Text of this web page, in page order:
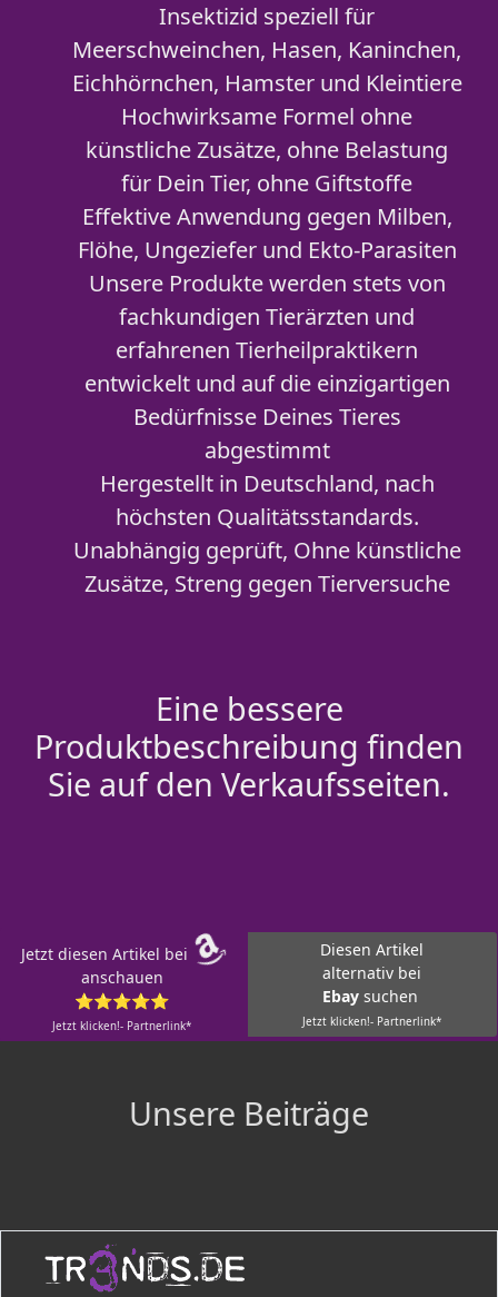
Insektizid speziell für
Meerschweinchen, Hasen, Kaninchen,
Eichhörnchen, Hamster und Kleintiere
Hochwirksame Formel ohne
künstliche Zusätze, ohne Belastung
für Dein Tier, ohne Giftstoffe
Effektive Anwendung gegen Milben,
Flöhe, Ungeziefer und Ekto-Parasiten
Unsere Produkte werden stets von
fachkundigen Tierärzten und
erfahrenen Tierheilpraktikern
entwickelt und auf die einzigartigen
Bedürfnisse Deines Tieres
abgestimmt
Hergestellt in Deutschland, nach
höchsten Qualitätsstandards.
Unabhängig geprüft, Ohne künstliche
Zusätze, Streng gegen Tierversuche
Eine bessere
Produktbeschreibung finden
Sie auf den Verkaufsseiten.
Jetzt diesen Artikel bei
anschauen
⭐⭐⭐⭐⭐
Jetzt klicken!- Partnerlink*
Diesen Artikel
alternativ bei
Ebay suchen
Jetzt klicken!- Partnerlink*
Unsere Beiträge